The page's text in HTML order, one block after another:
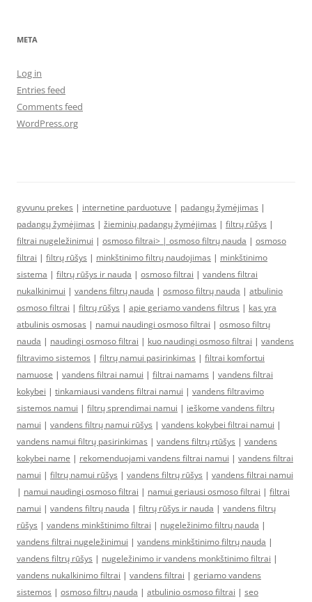
META
Log in
Entries feed
Comments feed
WordPress.org
gyvunu prekes | internetine parduotuve | padangų žymėjimas |
padangų žymėjimas | žieminių padangų žymėjimas | filtrų rūšys |
filtrai nugeležinimui | osmoso filtrai> | osmoso filtrų nauda | osmoso
filtrai | filtrų rūšys | minkštinimo filtrų naudojimas | minkštinimo
sistema | filtrų rūšys ir nauda | osmoso filtrai | vandens filtrai
nukalkinimui | vandens filtrų nauda | osmoso filtrų nauda | atbulinio
osmoso filtrai | filtrų rūšys | apie geriamo vandens filtrus | kas yra
atbulinis osmosas | namui naudingi osmoso filtrai | osmoso filtrų
nauda | naudingi osmoso filtrai | kuo naudingi osmoso filtrai | vandens
filtravimo sistemos | filtrų namui pasirinkimas | filtrai komfortui
namuose | vandens filtrai namui | filtrai namams | vandens filtrai
kokybei | tinkamiausi vandens filtrai namui | vandens filtravimo
sistemos namui | filtrų sprendimai namui | ieškome vandens filtrų
namui | vandens filtrų namui rūšys | vandens kokybei filtrai namui |
vandens namui filtrų pasirinkimas | vandens filtrų rtūšys | vandens
kokybei name | rekomenduojami vandens filtrai namui | vandens filtrai
namui | filtrų namui rūšys | vandens filtrų rūšys | vandens filtrai namui
| namui naudingi osmoso filtrai | namui geriausi osmoso filtrai | filtrai
namui | vandens filtrų nauda | filtrų rūšys ir nauda | vandens filtrų
rūšys | vandens minkštinimo filtrai | nugeležinimo filtrų nauda |
vandens filtrai nugeležinimui | vandens minkštinimo filtrų nauda |
vandens filtrų rūšys | nugeležinimo ir vandens monkštinimo filtrai |
vandens nukalkinimo filtrai | vandens filtrai | geriamo vandens
sistemos | osmoso filtrų nauda | atbulinio osmoso filtrai | seo